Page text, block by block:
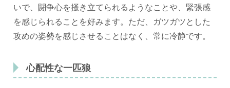
いで、闘争心を掻き立てられるようなことや、緊張感
を感じられることを好みます。ただ、ガツガツとした
攻めの姿勢を感じさせることはなく、常に冷静です。
心配性な一匹狼